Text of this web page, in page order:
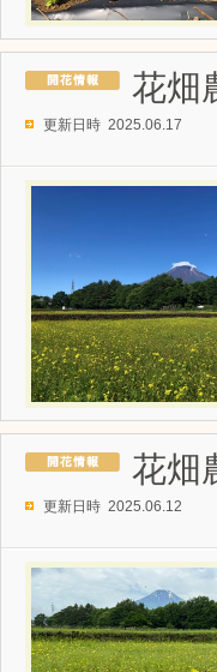
花畑
更新日時 2025.06.17
花畑
更新日時 2025.06.12